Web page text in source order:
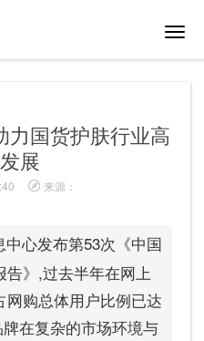
切
力国货护肤行业高
展
来源：
心发布第53次《中国
》,过去半年在网上
购总体用户比例已达
在复杂的市场环境与